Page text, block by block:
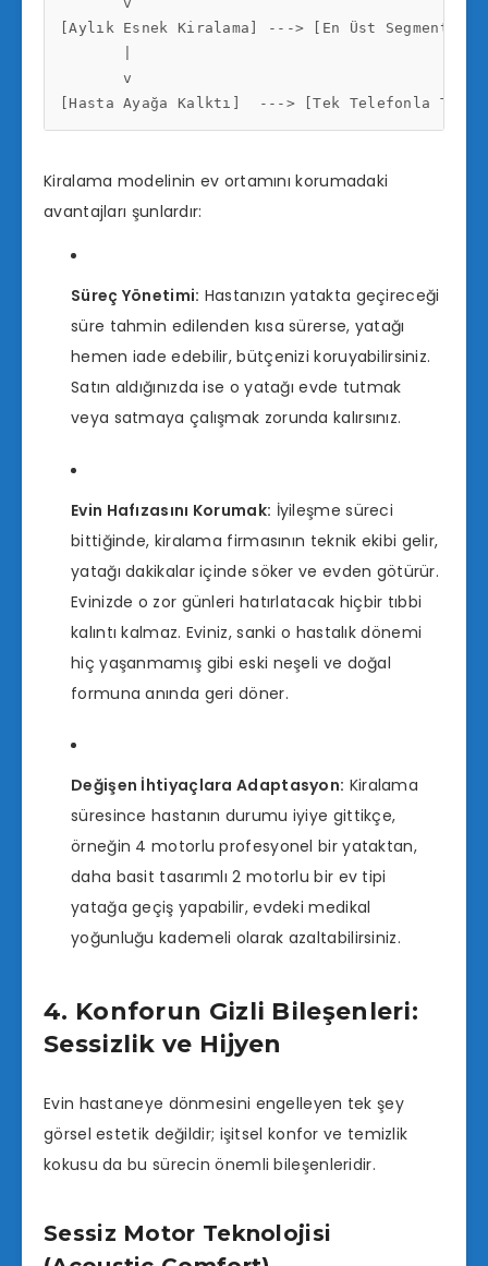
[Aylık Esnek Kiralama] ---> [En Üst Segment
       v
Kiralama modelinin ev ortamını korumadaki
avantajları şunlardır:
Süreç Yönetimi: Hastanızın yatakta geçireceği
süre tahmin edilenden kısa sürerse, yatağı
hemen iade edebilir, bütçenizi koruyabilirsiniz.
Satın aldığınızda ise o yatağı evde tutmak
veya satmaya çalışmak zorunda kalırsınız.
Evin Hafızasını Korumak: İyileşme süreci
bittiğinde, kiralama firmasının teknik ekibi gelir,
yatağı dakikalar içinde söker ve evden götürür.
Evinizde o zor günleri hatırlatacak hiçbir tıbbi
kalıntı kalmaz. Eviniz, sanki o hastalık dönemi
hiç yaşanmamış gibi eski neşeli ve doğal
formuna anında geri döner.
Değişen İhtiyaçlara Adaptasyon: Kiralama
süresince hastanın durumu iyiye gittikçe,
örneğin 4 motorlu profesyonel bir yataktan,
daha basit tasarımlı 2 motorlu bir ev tipi
yatağa geçiş yapabilir, evdeki medikal
yoğunluğu kademeli olarak azaltabilirsiniz.
4. Konforun Gizli Bileşenleri:
Sessizlik ve Hijyen
Evin hastaneye dönmesini engelleyen tek şey
görsel estetik değildir; işitsel konfor ve temizlik
kokusu da bu sürecin önemli bileşenleridir.
Sessiz Motor Teknolojisi